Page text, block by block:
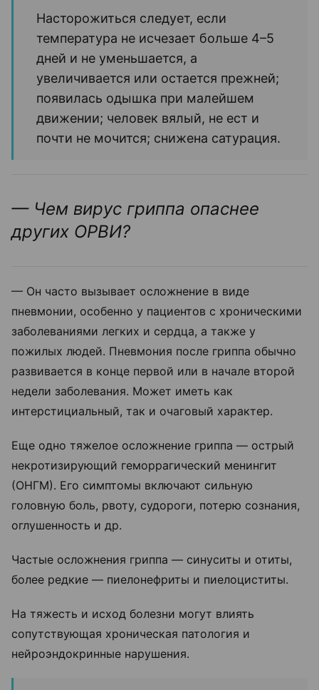
Насторожиться следует, если
температура не исчезает больше 4–5
дней и не уменьшается, а
увеличивается или остается прежней;
появилась одышка при малейшем
движении; человек вялый, не ест и
почти не мочится; снижена сатурация.
— Чем вирус гриппа опаснее
других ОРВИ?
— Он часто вызывает осложнение в виде
пневмонии, особенно у пациентов с хроническими
заболеваниями легких и сердца, а также у
пожилых людей. Пневмония после гриппа обычно
развивается в конце первой или в начале второй
недели заболевания. Может иметь как
интерстициальный, так и очаговый характер.
Еще одно тяжелое осложнение гриппа — острый
некротизирующий геморрагический менингит
(ОНГМ). Его симптомы включают сильную
головную боль, рвоту, судороги, потерю сознания,
оглушенность и др.
Частые осложнения гриппа — синуситы и отиты,
более редкие — пиелонефриты и пиелоциститы.
На тяжесть и исход болезни могут влиять
сопутствующая хроническая патология и
нейроэндокринные нарушения.